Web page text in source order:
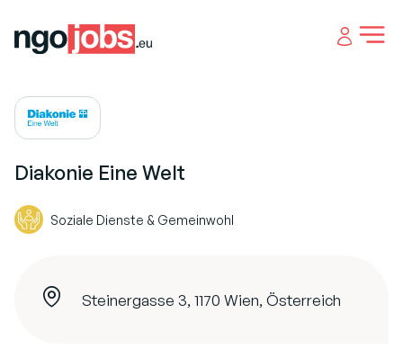
Open
Diakonie Eine Welt
Soziale Dienste & Gemeinwohl
Steinergasse 3, 1170 Wien, Österreich